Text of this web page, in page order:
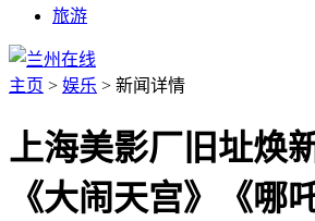
旅游
主页 > 娱乐 > 新闻详情
上海美影厂旧址焕
《大闹天宫》《哪